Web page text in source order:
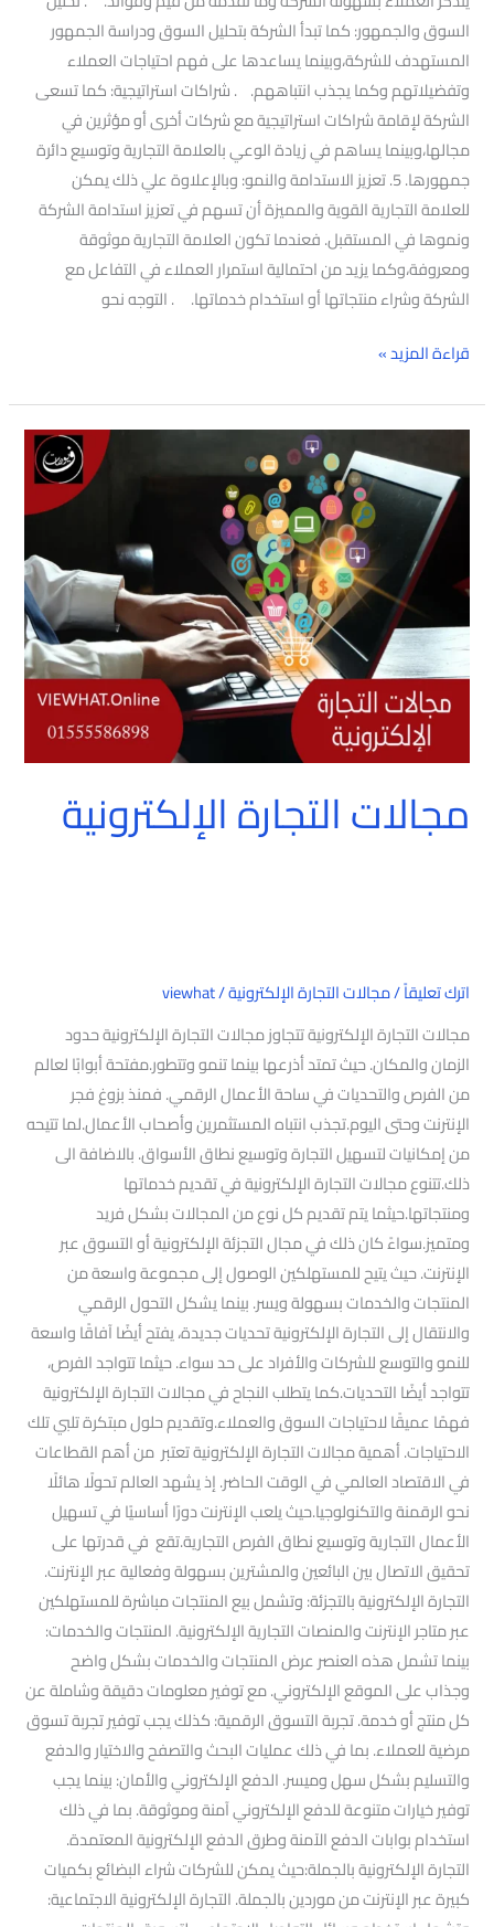
السوق والجمهور: كما تبدأ الشركة بتحليل السوق ودراسة الجمهور
المستهدف للشركة،وبينما يساعدها على فهم احتياجات العملاء
وتفضيلاتهم وكما يجذب انتباههم. . شراكات استراتيجية: كما تسعى
الشركة لإقامة شراكات استراتيجية مع شركات أخرى أو مؤثرين في
مجالها،وبينما يساهم في زيادة الوعي بالعلامة التجارية وتوسيع دائرة
جمهورها. 5. تعزيز الاستدامة والنمو: وبالإعلاوة علي ذلك يمكن
للعلامة التجارية القوية والمميزة أن تسهم في تعزيز استدامة الشركة
ونموها في المستقبل. فعندما تكون العلامة التجارية موثوقة
ومعروفة،وكما يزيد من احتمالية استمرار العملاء في التفاعل مع
الشركة وشراء منتجاتها أو استخدام خدماتها. . التوجه نحو
قراءة المزيد »
مجالات التجارة الإلكترونية
اترك تعليقاً/مجالات التجارة الإلكترونية/
viewhat
مجالات التجارة الإلكترونية تتجاوز مجالات التجارة الإلكترونية حدود
الزمان والمكان. حيث تمتد أذرعها بينما تنمو وتتطور.مفتحة أبوابًا لعالم
من الفرص والتحديات في ساحة الأعمال الرقمي. فمنذ بزوغ فجر
الإنترنت وحتى اليوم.تجذب انتباه المستثمرين وأصحاب الأعمال.لما تتيحه
من إمكانيات لتسهيل التجارة وتوسيع نطاق الأسواق. بالاضافة الى
ذلك.تتنوع مجالات التجارة الإلكترونية في تقديم خدماتها
ومنتجاتها.حيثما يتم تقديم كل نوع من المجالات بشكل فريد
ومتميز.سواءً كان ذلك في مجال التجزئة الإلكترونية أو التسوق عبر
الإنترنت. حيث يتيح للمستهلكين الوصول إلى مجموعة واسعة من
المنتجات والخدمات بسهولة ويسر. بينما يشكل التحول الرقمي
والانتقال إلى التجارة الإلكترونية تحديات جديدة، يفتح أيضًا آفاقًا واسعة
للنمو والتوسع للشركات والأفراد على حد سواء. حيثما تتواجد الفرص،
تتواجد أيضًا التحديات.كما يتطلب النجاح في مجالات التجارة الإلكترونية
فهمًا عميقًا لاحتياجات السوق والعملاء.وتقديم حلول مبتكرة تلبي تلك
الاحتياجات. أهمية مجالات التجارة الإلكترونية تعتبر من أهم القطاعات
في الاقتصاد العالمي في الوقت الحاضر. إذ يشهد العالم تحولًا هائلًا
نحو الرقمنة والتكنولوجيا.حيث يلعب الإنترنت دورًا أساسيًا في تسهيل
الأعمال التجارية وتوسيع نطاق الفرص التجارية.تقع في قدرتها على
تحقيق الاتصال بين البائعين والمشترين بسهولة وفعالية عبر الإنترنت.
التجارة الإلكترونية بالتجزئة: وتشمل بيع المنتجات مباشرة للمستهلكين
عبر متاجر الإنترنت والمنصات التجارية الإلكترونية. المنتجات والخدمات:
بينما تشمل هذه العنصر عرض المنتجات والخدمات بشكل واضح
وجذاب على الموقع الإلكتروني. مع توفير معلومات دقيقة وشاملة عن
كل منتج أو خدمة. تجربة التسوق الرقمية: كذلك يجب توفير تجربة تسوق
مرضية للعملاء. بما في ذلك عمليات البحث والتصفح والاختيار والدفع
والتسليم بشكل سهل وميسر. الدفع الإلكتروني والأمان: بينما يجب
توفير خيارات متنوعة للدفع الإلكتروني آمنة وموثوقة. بما في ذلك
استخدام بوابات الدفع الآمنة وطرق الدفع الإلكترونية المعتمدة.
التجارة الإلكترونية بالجملة:حيث يمكن للشركات شراء البضائع بكميات
كبيرة عبر الإنترنت من موردين بالجملة. التجارة الإلكترونية الاجتماعية:
التجارة
الإلكترونية